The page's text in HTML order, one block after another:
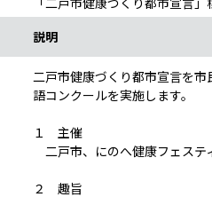
説明
二戸市健康づくり都市宣言を
語コンクールを実施します。
１ 主催
二戸市、にのへ健康フェステ
２ 趣旨